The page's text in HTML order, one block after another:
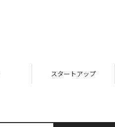
スタートアップ